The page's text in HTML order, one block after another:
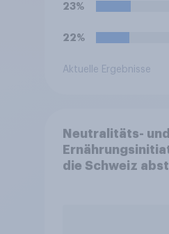
23%
22%
Aktuelle Ergebnisse
Neutralitäts- und
die Schweiz